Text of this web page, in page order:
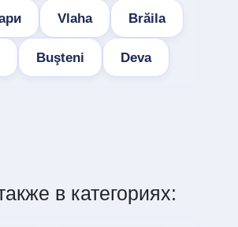
Vlaha Brăila
Buşteni Deva
в категориях: